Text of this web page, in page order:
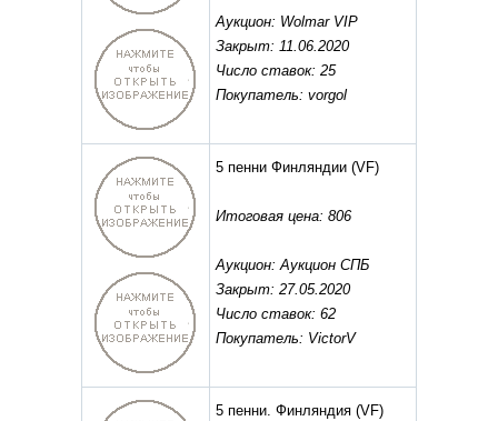
Аукцион: Wolmar VIP
Закрыт: 11.06.2020
Число ставок: 25
Покупатель: vorgol
5 пенни Финляндии (VF)
Итоговая цена: 806
Аукцион: Аукцион СПБ
Закрыт: 27.05.2020
Число ставок: 62
Покупатель: VictorV
5 пенни. Финляндия (VF)